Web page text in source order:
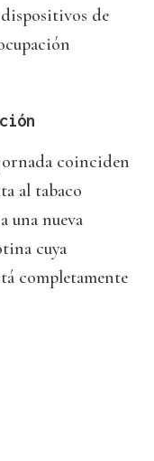
de
coinciden
al tabaco
una nueva
cuya
completamente